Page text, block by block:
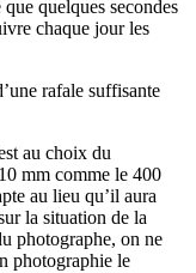
quelques secondes
chaque jour les
rafale suffisante
au choix du
mm comme le 400
au lieu qu’il aura
la situation de la
photographe, on ne
photographie le